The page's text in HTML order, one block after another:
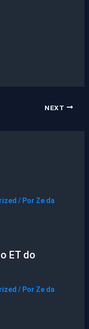
NEXT
/ Por Ze da
ET do
/ Por Ze da